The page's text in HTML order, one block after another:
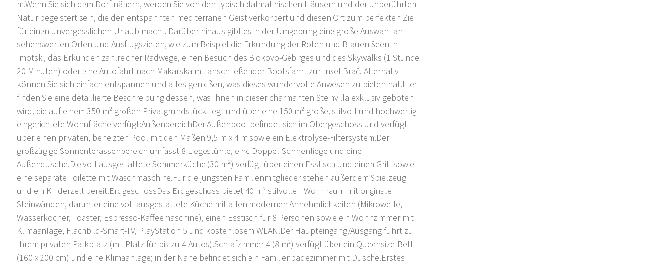
m.Wenn Sie sich dem Dorf nähern, werden Sie von den typisch dalmatinischen Häusern und der unberührten
Natur begeistert sein, die den entspannten mediterranen Geist verkörpert und diesen Ort zum perfekten Ziel
für einen unvergesslichen Urlaub macht. Darüber hinaus gibt es in der Umgebung eine große Auswahl an
sehenswerten Orten und Ausflugszielen, wie zum Beispiel die Erkundung der Roten und Blauen Seen in
Imotski, das Erkunden zahlreicher Radwege, einen Besuch des Biokovo-Gebirges und des Skywalks (1 Stunde
20 Minuten) oder eine Autofahrt nach Makarska mit anschließender Bootsfahrt zur Insel Brač. Alternativ
können Sie sich einfach entspannen und alles genießen, was dieses wundervolle Anwesen zu bieten hat.Hier
finden Sie eine detaillierte Beschreibung dessen, was Ihnen in dieser charmanten Steinvilla exklusiv geboten
wird, die auf einem 350 m² großen Privatgrundstück liegt und über eine 150 m² große, stilvoll und hochwertig
eingerichtete Wohnfläche verfügt:AußenbereichDer Außenpool befindet sich im Obergeschoss und verfügt
über einen privaten, beheizten Pool mit den Maßen 9,5 m x 4 m sowie ein Elektrolyse-Filtersystem.Der
großzügige Sonnenterassenbereich umfasst 8 Liegestühle, eine Doppel-Sonnenliege und eine
Außendusche.Die voll ausgestattete Sommerküche (30 m²) verfügt über einen Esstisch und einen Grill sowie
eine separate Toilette mit Waschmaschine.Für die jüngsten Familienmitglieder stehen außerdem Spielzeug
und ein Kinderzelt bereit.ErdgeschossDas Erdgeschoss bietet 40 m² stilvollen Wohnraum mit originalen
Steinwänden, darunter eine voll ausgestattete Küche mit allen modernen Annehmlichkeiten (Mikrowelle,
Wasserkocher, Toaster, Espresso-Kaffeemaschine), einen Esstisch für 8 Personen sowie ein Wohnzimmer mit
Klimaanlage, Flachbild-Smart-TV, PlayStation 5 und kostenlosem WLAN.Der Haupteingang/Ausgang führt zu
Ihrem privaten Parkplatz (mit Platz für bis zu 4 Autos).Schlafzimmer 4 (8 m²) verfügt über ein Queensize-Bett
(160 x 200 cm) und eine Klimaanlage; in der Nähe befindet sich ein Familienbadezimmer mit Dusche.Erstes